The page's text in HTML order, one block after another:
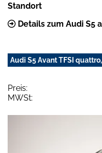
Standort
Details zum Audi S5
Audi S5 Avant TFSI
Preis:
MWSt: